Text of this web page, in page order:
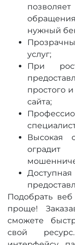
нужный
услуг;
При
простого
сайта;
Высокая
Подобрать
проще!
сможете
свой